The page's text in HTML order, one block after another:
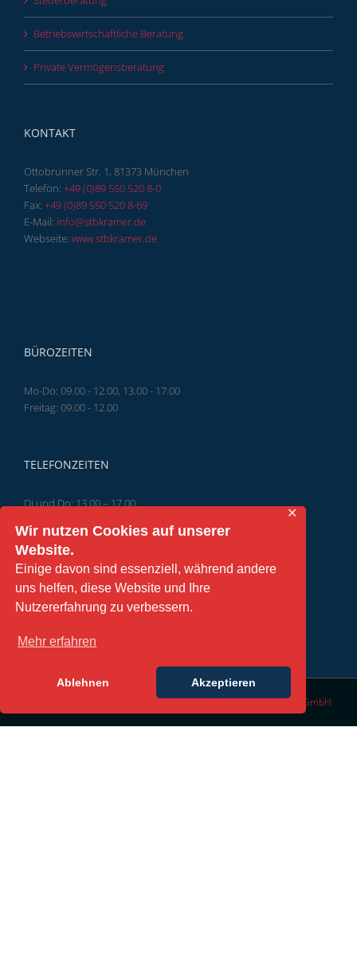
Wir nutzen Cookies auf unserer
Website.
Einige davon sind essenziell, während andere
uns helfen, diese Website und Ihre
Nutzererfahrung zu verbessern.
Mehr erfahren
Ablehnen Akzeptieren
✕
Betriebswirtschaftliche Beratung
Private Vermögensberatung
KONTAKT
Ottobrunner Str. 1, 81373 München
Telefon: +49 (0)89 550 520 8-0
Fax: +49 (0)89 550 520 8-69
E-Mail: info@stbkramer.de
Webseite: www.stbkramer.de
BÜROZEITEN
Mo-Do: 09.00 - 12.00, 13.00 - 17.00
Freitag: 09.00 - 12.00
TELEFONZEITEN
Di und Do: 13.00 – 17.00
TERMIN VEREINBAREN
© Copyright 2016 | All Rights Reserved | Design byDesignLabs GmbH